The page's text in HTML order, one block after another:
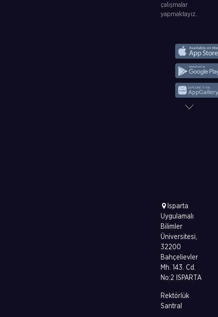
çalışmalar
yapmaktayız.
Isparta
Uygulamalı
Bilimler
Üniversitesi,
32200
Bahçelievler
Mh. 143. Cd.
No:2 ISPARTA
Rektörlük
Santral